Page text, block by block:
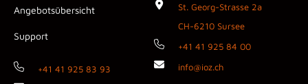
Angebotsübersicht
Support
+41 41 925 83 93
St. Georg-Strasse 2a
CH-6210 Sursee
+41 41 925 84 00
info@ioz.ch